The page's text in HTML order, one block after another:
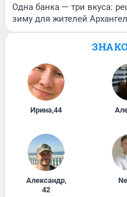
Одна банка — три вкуса:
зиму для жителей
Ирина,44
Александр,
42